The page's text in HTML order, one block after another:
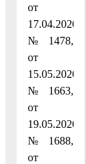
от
17.04.2020
№ 1478,
от
15.05.2020
№ 1663,
от
19.05.2020
№ 1688,
от